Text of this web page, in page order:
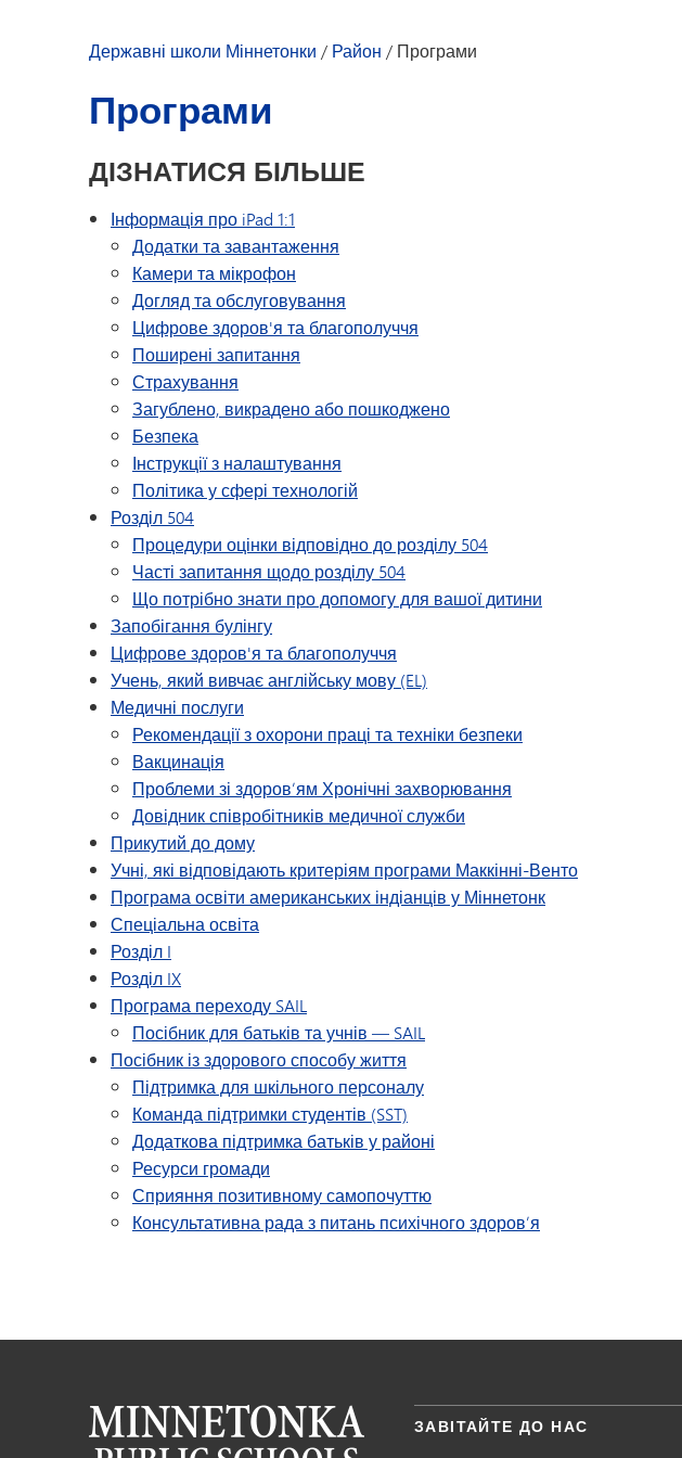
Державні школи Міннетонки / Район / Програми
Програми
ДІЗНАТИСЯ БІЛЬШЕ
Інформація про iPad 1:1
Додатки та завантаження
Камери та мікрофон
Догляд та обслуговування
Цифрове здоров'я та благополуччя
Поширені запитання
Страхування
Загублено, викрадено або пошкоджено
Безпека
Інструкції з налаштування
Політика у сфері технологій
Розділ 504
Процедури оцінки відповідно до розділу 504
Часті запитання щодо розділу 504
Що потрібно знати про допомогу для вашої дитини
Запобігання булінгу
Цифрове здоров'я та благополуччя
Учень, який вивчає англійську мову (EL)
Медичні послуги
Рекомендації з охорони праці та техніки безпеки
Вакцинація
Проблеми зі здоров’ям Хронічні захворювання
Довідник співробітників медичної служби
Прикутий до дому
Учні, які відповідають критеріям програми Маккінні-Венто
Програма освіти американських індіанців у Міннетонк
Спеціальна освіта
Розділ I
Розділ IX
Програма переходу SAIL
Посібник для батьків та учнів — SAIL
Посібник із здорового способу життя
Підтримка для шкільного персоналу
Команда підтримки студентів (SST)
Додаткова підтримка батьків у районі
Ресурси громади
Сприяння позитивному самопочуттю
Консультативна рада з питань психічного здоров’я
ЗАВІТАЙТЕ ДО НАС